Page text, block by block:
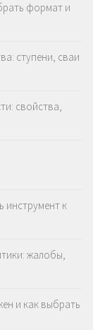
формат и
ступени, сваи
свойства,
инструмент к
жалобы,
и как выбрать